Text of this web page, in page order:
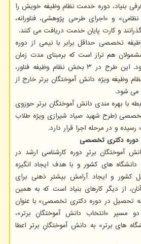
بنیاد، دوره خدمت نظام وظیفه خویش را
و «اجرای طرحی پژوهشی، فناورانه،
و کارت پایان خدمت دریافت می کنند.
تخصصی حداقل برابر با نیمی از دوره
هم تراز است که برمبنای مدت زمان
اجرای طرح تعیین می شود. این طرح در ۳ بخش نظام وظیفه فناور،
وظیفه ویژه دانش آموختگان برتر خارج از
می شود.
با بهره مندی دانش آموختگان برتر حوزوی
(طرح شهید صیاد شیرازی ویژه طلاب
و در مرحله اجرا قرار دارد.
دوره دکتری تخصصی
آموختگان برترِ دوره کارشناسی ارشد در
های کشور و با هدف ایجاد انگیزه
کشور و ایجاد آرامش بیشتر ذهنی برای
از دیگر کارهای بنیاد است که به همین
تحصیل در دوره دکتری تخصصی» با عنوان
مسیر «انتخاب دانش آموختگانِ برتر»،
های برتر» به دانش آموختگانِ برتر اعطا